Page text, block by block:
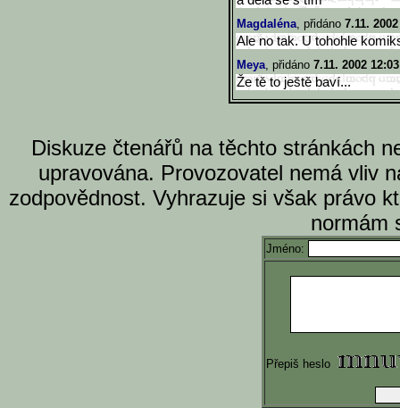
Magdaléna, přidáno 7.11.
Ale no tak. U tohohle
Meya, přidáno 7.11. 2002
Že tě to ještě baví...
Diskuze čtenářů na těchto stránkách
upravována. Provozovatel nemá vliv
zodpovědnost. Vyhrazuje si však právo
normám
Jméno:
Přepiš heslo